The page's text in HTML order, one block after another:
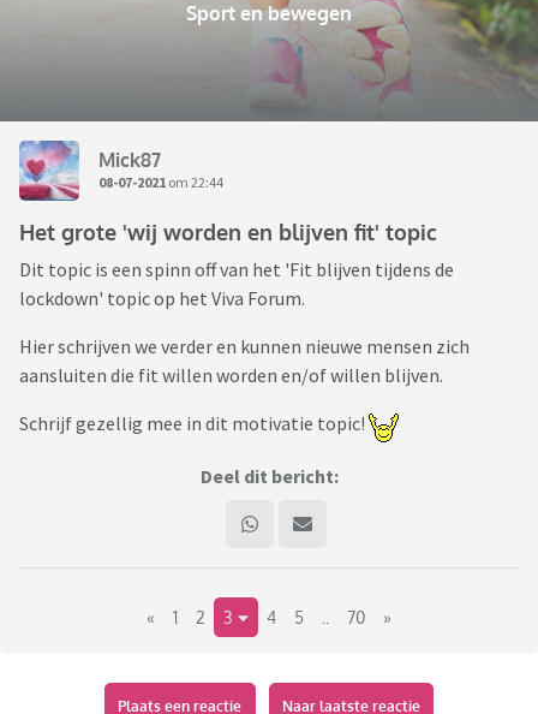
Sport en bewegen
Mick87
08-07-2021 om 22:44
Het grote 'wij worden en blijven fit' topic
Dit topic is een spinn off van het 'Fit blijven tijdens de
lockdown' topic op het Viva Forum.
Hier schrijven we verder en kunnen nieuwe mensen zich
aansluiten die fit willen worden en/of willen blijven.
Schrijf gezellig mee in dit motivatie topic!
Deel dit bericht:
« 1 2 3 4 5 70 »
Plaats een reactie Naar laatste reactie